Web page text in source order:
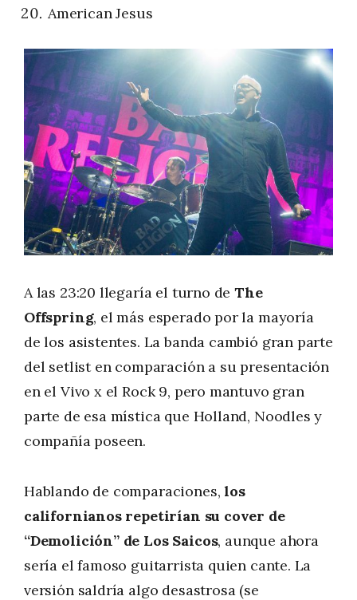
American Jesus
A las 23:20 llegaría el turno deThe
Offspring, el más esperado por la mayoría
de los asistentes. La banda cambió gran parte
del setlist en comparación a su presentación
en el Vivo x el Rock 9, pero mantuvo gran
parte de esa mística que Holland, Noodles y
compañía poseen.
Hablando de comparaciones,los
californianos repetirían su cover de
“Demolición” de Los Saicos, aunque ahora
sería el famoso guitarrista quien cante. La
versión saldría algo desastrosa (se